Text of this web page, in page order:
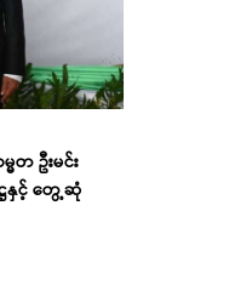
တ ဦးမင်း
နှင့် တွေ့ဆုံ